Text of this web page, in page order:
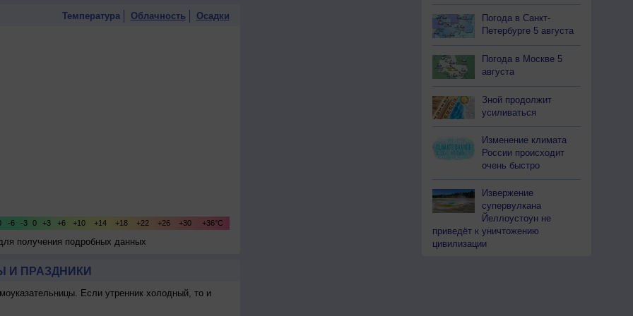
Температура Облачность Осадки
получения подробных данных
И ПРАЗДНИКИ
Если утренник холодный, то и
Погода в Санкт-
Петербурге 5 августа
Погода в Москве 5
августа
Зной продолжит
усиливаться
Изменение климата
России происходит
очень быстро
Извержение
супервулкана
Йеллоустоун не
приведёт к уничтожению
цивилизации